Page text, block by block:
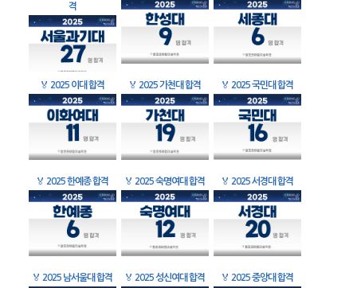
격
🏅 2025 이대 합격 🏅 2025 가천대 합격 🏅 2025 국민대 합격
🏅 2025 한예종 합격 🏅 2025 숙명여대 합격 🏅 2025 서경대 합격
🏅 2025 남서울대 합격 🏅 2025 성신여대 합격 🏅 2025 중앙대 합격